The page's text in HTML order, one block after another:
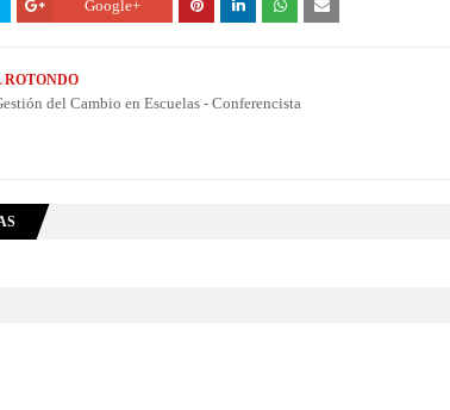
Google+
del Cambio en Escuelas - Conferencista